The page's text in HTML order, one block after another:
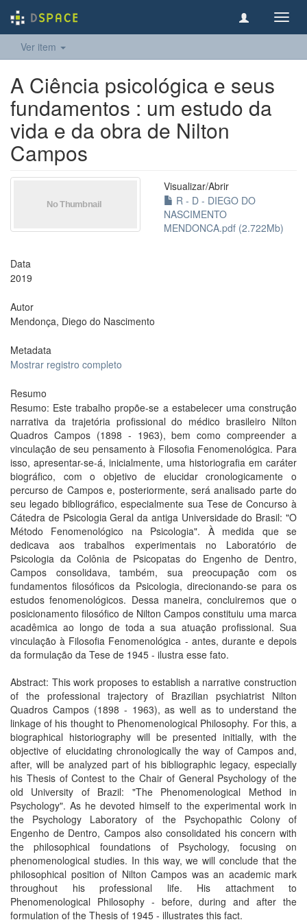
Ver item
A Ciência psicológica e seus
fundamentos : um estudo da
vida e da obra de Nilton
Campos
Visualizar/Abrir
R - D - DIEGO DO
NASCIMENTO
MENDONCA.pdf (2.722Mb)
Data
2019
Autor
Mendonça, Diego do Nascimento
Metadata
Mostrar registro completo
Resumo
Resumo: Este trabalho propõe-se a estabelecer uma construção
narrativa da trajetória profissional do médico brasileiro Nilton
Quadros Campos (1898 - 1963), bem como compreender a
vinculação de seu pensamento à Filosofia Fenomenológica. Para
isso, apresentar-se-á, inicialmente, uma historiografia em caráter
biográfico, com o objetivo de elucidar cronologicamente o
percurso de Campos e, posteriormente, será analisado parte do
seu legado bibliográfico, especialmente sua Tese de Concurso à
Cátedra de Psicologia Geral da antiga Universidade do Brasil: "O
Método Fenomenológico na Psicologia". À medida que se
dedicava aos trabalhos experimentais no Laboratório de
Psicologia da Colônia de Psicopatas do Engenho de Dentro,
Campos consolidava, também, sua preocupação com os
fundamentos filosóficos da Psicologia, direcionando-se para os
estudos fenomenológicos. Dessa maneira, concluiremos que o
posicionamento filosófico de Nilton Campos constituiu uma marca
acadêmica ao longo de toda a sua atuação profissional. Sua
vinculação à Filosofia Fenomenológica - antes, durante e depois
da formulação da Tese de 1945 - ilustra esse fato.
Abstract: This work proposes to establish a narrative construction
of the professional trajectory of Brazilian psychiatrist Nilton
Quadros Campos (1898 - 1963), as well as to understand the
linkage of his thought to Phenomenological Philosophy. For this, a
biographical historiography will be presented initially, with the
objective of elucidating chronologically the way of Campos and,
after, will be analyzed part of his bibliographic legacy, especially
his Thesis of Contest to the Chair of General Psychology of the
old University of Brazil: "The Phenomenological Method in
Psychology". As he devoted himself to the experimental work in
the Psychology Laboratory of the Psychopathic Colony of
Engenho de Dentro, Campos also consolidated his concern with
the philosophical foundations of Psychology, focusing on
phenomenological studies. In this way, we will conclude that the
philosophical position of Nilton Campos was an academic mark
throughout his professional life. His attachment to
Phenomenological Philosophy - before, during and after the
formulation of the Thesis of 1945 - illustrates this fact.